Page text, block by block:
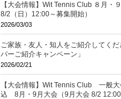
【大会情報】Wit Tennis Club ８月・
8/2（日）12:00～募集開始）
2026/03/03
ご家族・友人・知人をご紹介してく
パーご紹介キャンペーン」
2026/02/21
【大会情報】Wit Tennis Club 一般大
込 8月・9月大会（9月大会 8/2 12:00